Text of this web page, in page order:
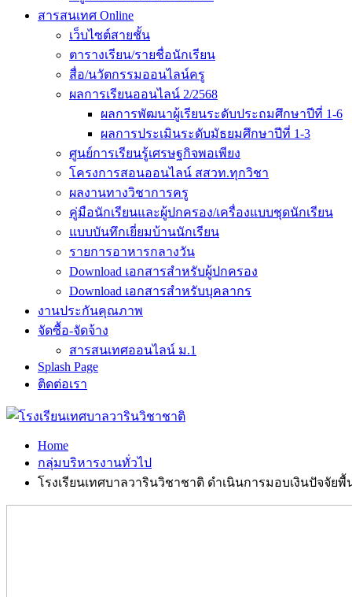
สารสนเทศ Online
เว็บไซต์สายชั้น
ตารางเรียน/รายชื่อนักเรียน
สื่อ/นวัตกรรมออนไลน์ครู
ผลการเรียนออนไลน์ 2/2568
ผลการพัฒนาผู้เรียนระดับประถมศึกษาปีที่ 1-6
ผลการประเมินระดับมัธยมศึกษาปีที่ 1-3
ศูนย์การเรียนรู้เศรษฐกิจพอเพียง
โครงการสอนออนไลน์ สสวท.ทุกวิชา
ผลงานทางวิชาการครู
คู่มือนักเรียนและผู้ปกครอง/เครื่องแบบชุดนักเรียน
แบบบันทึกเยี่ยมบ้านนักเรียน
รายการอาหารกลางวัน
Download เอกสารสำหรับผู้ปกครอง
Download เอกสารสำหรับบุคลากร
งานประกันคุณภาพ
จัดซื้อ-จัดจ้าง
สารสนเทศออนไลน์ ม.1
Splash Page
ติดต่อเรา
Home
กลุ่มบริหารงานทั่วไป
โรงเรียนเทศบาลวารินวิชาชาติ ดำเนินการมอบเงินปัจจัย